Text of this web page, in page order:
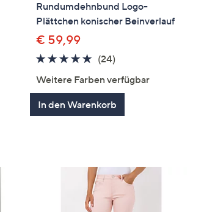
Rundumdehnbund Logo-
Plättchen konischer Beinverlauf
€ 59,99
4.7
(24)
Weitere Farben verfügbar
In den Warenkorb